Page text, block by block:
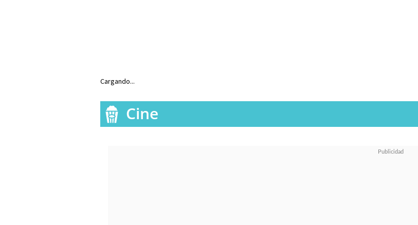
Cargando...
Cine